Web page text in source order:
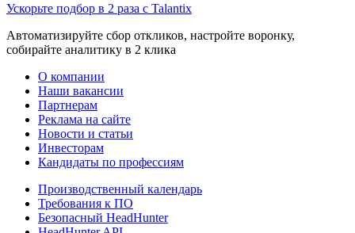
Ускорьте подбор в 2 раза с Talantix
Автоматизируйте сбор откликов, настройте воронку,
собирайте аналитику в 2 клика
О компании
Наши вакансии
Партнерам
Реклама на сайте
Новости и статьи
Инвесторам
Кандидаты по профессиям
Производственный календарь
Требования к ПО
Безопасный HeadHunter